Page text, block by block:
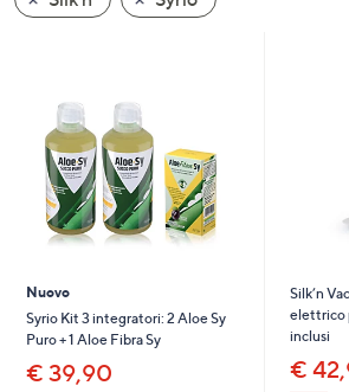
a
destra
dispositivi
touch
Nuovo
Syrio Kit 3 integratori: 2 Aloe Sy
Puro + 1 Aloe Fibra Sy
€ 39,90
Silk’n
elettrico
inclusi
€